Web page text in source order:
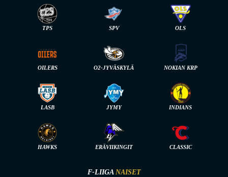
TPS SPV OLS
OILERS O2-JYVÄSKYLÄ NOKIAN KRP
LASB JYMY INDIANS
HAWKS ERÄVIIKINGIT CLASSIC
F-LIIGA NAISET